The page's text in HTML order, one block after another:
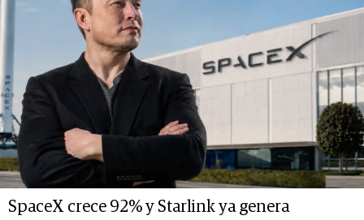
SpaceX crece 92% y Starlink ya genera